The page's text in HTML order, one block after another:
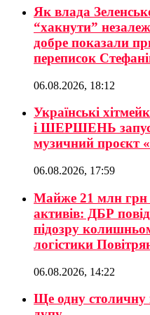
Як влада
“хакнути”
добре показали
переписок
06.08.2026, 18:12
Українські
і ШЕРШЕНЬ
музичний
06.08.2026, 17:59
Майже 21 млн грн
активів: ДБР
підозру
логістики
06.08.2026, 14:22
Ще одну столичну